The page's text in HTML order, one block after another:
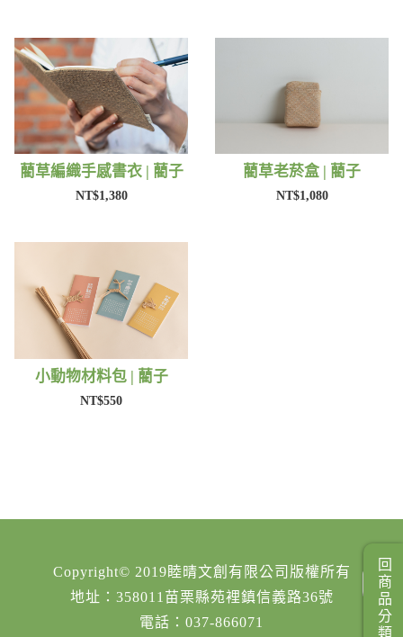
藺草編織手感書衣 | 藺子
NT$1,380
藺草老菸盒 | 藺子
NT$1,080
小動物材料包 | 藺子
NT$550
Copyright© 2019睦晴文創有限公司版權所有
地址：358011苗栗縣苑裡鎮信義路36號
電話：037-866071
回商品分類